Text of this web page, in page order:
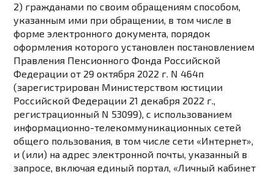
2) гражданами по своим обращениям способом,
указанным ими при обращении, в том числе в
форме электронного документа, порядок
оформления которого установлен постановлением
Правления Пенсионного Фонда Российской
Федерации от 29 октября 2022 г. N 464п
(зарегистрирован Министерством юстиции
Российской Федерации 21 декабря 2022 г.,
регистрационный N 53099), с использованием
информационно-телекоммуникационных сетей
общего пользования, в том числе сети «Интернет»,
и (или) на адрес электронной почты, указанный в
запросе, включая единый портал, «Личный кабинет